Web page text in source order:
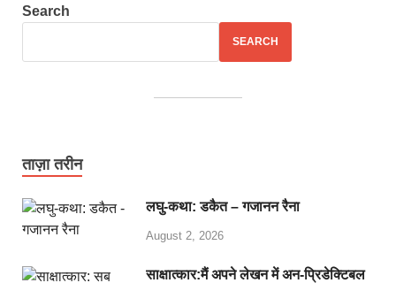
Search
SEARCH
ताज़ा तरीन
लघु-कथा: डकैत – गजानन रैना
August 2, 2026
साक्षात्कार:मैं अपने लेखन में अन-प्रिडेक्टिबल